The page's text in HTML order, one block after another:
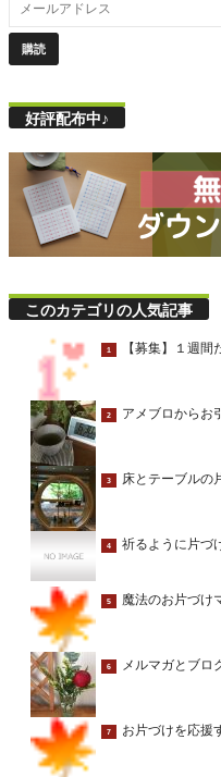
好評配布中♪
このカテゴリの人気記事
1 【募集】１週
2 アメブロからお
3 床とテーブルの
4 祈るように片づ
5 魔法のお片づけ
6 メルマガとブロ
7 お片づけを応援